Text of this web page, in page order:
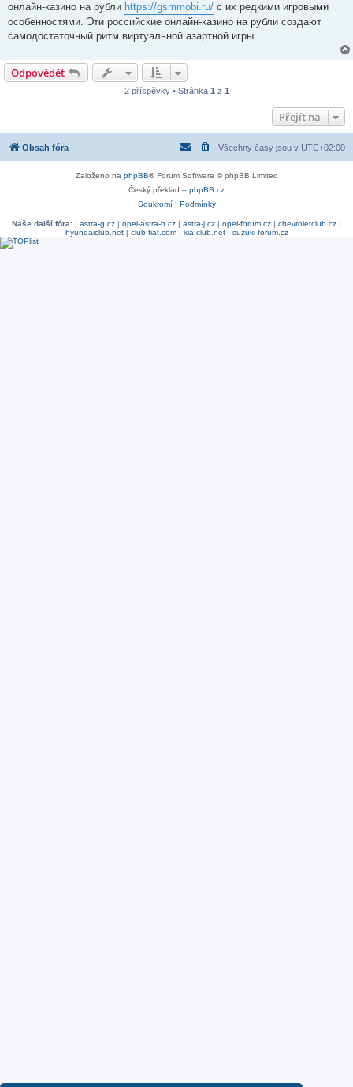
e
k
онлайн-казино на рубли https://gsmmobi.ru/ с их редкими игровыми
особенностями. Эти российские онлайн-казино на рубли создают
самодостаточный ритм виртуальной азартной игры.
Odpovědět
2 příspěvky • Stránka 1 z 1
Přejít na
Obsah fóra Všechny časy jsou v UTC+02:00
Založeno na phpBB® Forum Software © phpBB Limited
Český překlad – phpBB.cz
Soukromí| Podmínky
Naše další fóra: | astra-g.cz | opel-astra-h.cz | astra-j.cz | opel-forum.cz | chevroletclub.cz |
hyundaiclub.net| club-fiat.com| kia-club.net| suzuki-forum.cz